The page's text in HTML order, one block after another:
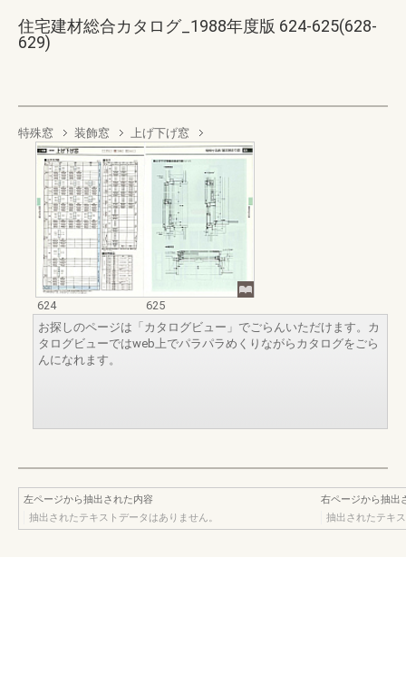
住宅建材総合カタログ_1988年度版 624-625(628-
629)
特殊窓 装飾窓 上げ下げ窓
624
625
お探しのページは「カタログビュー」でごらんいただけます。カ
タログビューではweb上でパラパラめくりながらカタログをごら
んになれます。
左ページから抽出された内容
抽出されたテキストデータはありません。
右ページから抽出
抽出されたテキ